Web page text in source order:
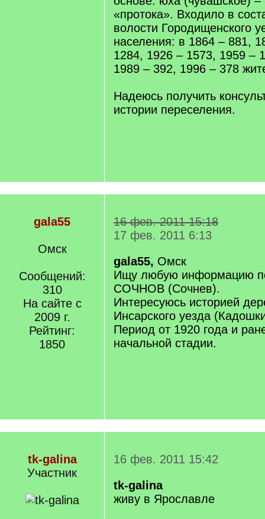
«протока». Входило в
волости Городищенского
населения: в 1864 – 881,
1284, 1926 – 1573, 1959 –
1989 – 392, 1996 – 378
Надеюсь получить
истории переселения.
gala55
Омск
Сообщений:
310
На сайте с
2009 г.
Рейтинг:
1850
16 фев. 2011 15:18
17 фев. 2011 6:13
gala55, Омск
Ищу любую информацию
СОЧНОВ (Сочнев).
Интересуюсь историей
Инсарского уезда
Период от 1920 года и
начальной стадии.
tk-galina
Участник
16 фев. 2011 15:42
tk-galina
живу в Ярославле